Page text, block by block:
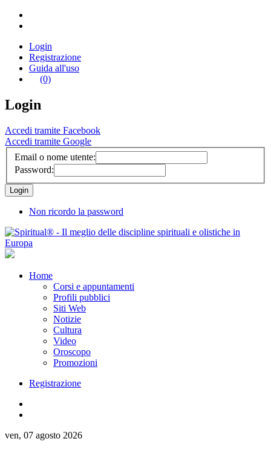
Login
Registrazione
Guida all'uso
(0)
Login
Accedi tramite Facebook
Accedi tramite Google
Email o nome utente:
Password:
Non ricordo la password
Home
Corsi e appuntamenti
Profili pubblici
Siti Web
Notizie
Cultura
Video
Oroscopo
Promozioni
Registrazione
ven, 07 agosto 2026